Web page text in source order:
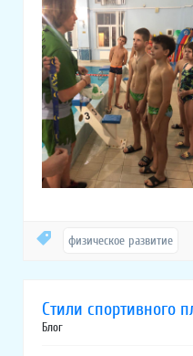
физическое развитие
Стили спортивного
Блог